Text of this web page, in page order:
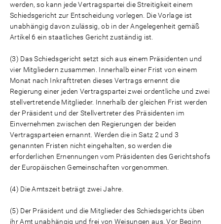
werden, so kann jede Vertragspartei die Streitigkeit einem
Schiedsgericht zur Entscheidung vorlegen. Die Vorlage ist
unabhängig davon zulässig, ob in der Angelegenheit gemäß
Artikel 6 ein staatliches Gericht zuständig ist.
(3) Das Schiedsgericht setzt sich aus einem Präsidenten und
vier Mitgliedern zusammen. Innerhalb einer Frist von einem
Monat nach Inkrafttreten dieses Vertrags ernennt die
Regierung einer jeden Vertragspartei zwei ordentliche und zwei
stellvertretende Mitglieder. Innerhalb der gleichen Frist werden
der Präsident und der Stellvertreter des Präsidenten im
Einvernehmen zwischen den Regierungen der beiden
Vertragsparteien ernannt. Werden die in Satz 2 und 3
genannten Fristen nicht eingehalten, so werden die
erforderlichen Ernennungen vom Präsidenten des Gerichtshofs
der Europäischen Gemeinschaften vorgenommen.
(4) Die Amtszeit beträgt zwei Jahre.
(5) Der Präsident und die Mitglieder des Schiedsgerichts üben
ihr Amt unabhängig und frei von Weisungen aus. Vor Beginn